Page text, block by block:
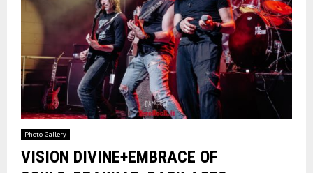
Photo Gallery
VISION DIVINE+EMBRACE OF